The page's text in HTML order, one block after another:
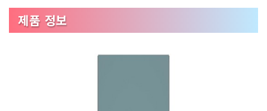
제품 정보